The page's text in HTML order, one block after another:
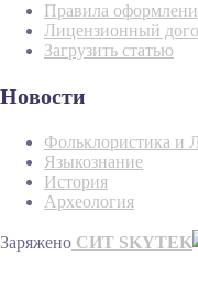
Правила
Лицензионный
Загрузить статью
Новости
Фольклористика и
Языкознание
История
Археология
Заряжено СИТ SKYTEK